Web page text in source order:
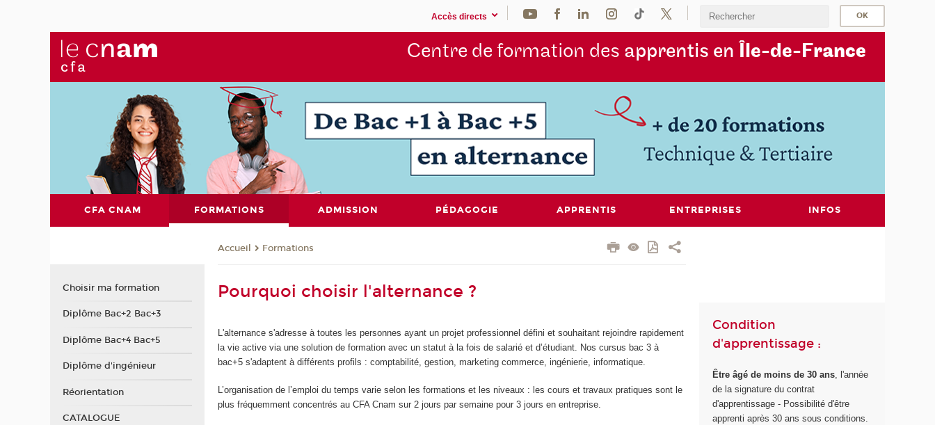
Accès directs
Centre de formation des apprentis en Île-de-France
CFA CNAM FORMATIONS ADMISSION PÉDAGOGIE APPRENTIS ENTREPRISES INFOS
Accueil Formations
Pourquoi choisir l'alternance ?
L'alternance s'adresse à toutes les personnes ayant un projet professionnel défini et souhaitant rejoindre rapidement
la vie active via une solution de formation avec un statut à la fois de salarié et d’étudiant. Nos cursus bac 3 à
bac+5 s'adaptent à différents profils : comptabilité, gestion, marketing commerce, ingénierie, informatique.
L’organisation de l’emploi du temps varie selon les formations et les niveaux : les cours et travaux pratiques sont le
plus fréquemment concentrés au CFA Cnam sur 2 jours par semaine pour 3 jours en entreprise.
Condition
d'apprentissage :
Être âgé de moins de 30 ans , l'année
de la signature du contrat
d'apprentissage - Possibilité d'être
apprenti après 30 ans sous conditions.
Choisir ma formation
Diplôme Bac+2 Bac+3
Diplôme Bac+4 Bac+5
Diplôme d'ingénieur
Réorientation
CATALOGUE